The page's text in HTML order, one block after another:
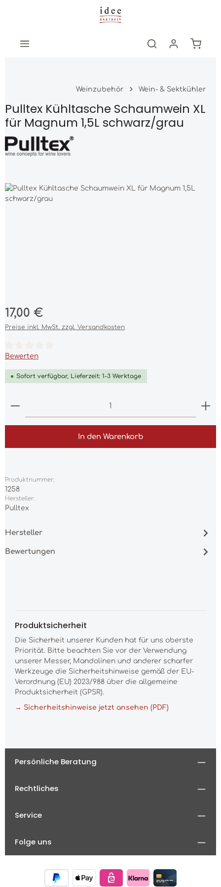
Zum Hauptinhalt springen
Weinzubehör Wein- & Sektkühler
Pulltex Kühltasche Schaumwein XL
für Magnum 1,5L schwarz/grau
Bildergalerie überspringen
Regulärer Preis:
17,00 €
Preise inkl. MwSt. zzgl. Versandkosten
Durchschnittliche Bewertung von 0 von 5 Sternen
Bewerten
Sofort verfügbar, Lieferzeit: 1-3 Werktage
Produkt Anzahl: Gib den gewünschten Wert
In den Warenkorb
Produktnummer:
1258
Hersteller:
Pulltex
Hersteller
Bewertungen
Produktsicherheit
Die Sicherheit unserer Kunden hat für uns oberste
Priorität. Bitte beachten Sie vor der Verwendung
unserer Messer, Mandolinen und anderer scharfer
Werkzeuge die Sicherheitshinweise gemäß der EU-
Verordnung (EU) 2023/988 über die allgemeine
Produktsicherheit (GPSR).
→ Sicherheitshinweise jetzt ansehen (PDF)
Persönliche Beratung
Rechtliches
Service
Folge uns